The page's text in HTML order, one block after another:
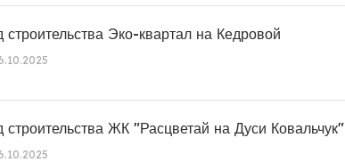
строительства Эко-квартал на Кедровой
строительства ЖК "Расцветай на Дуси Ковальчук"